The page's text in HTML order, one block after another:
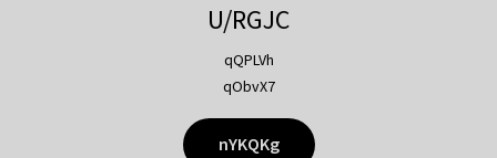
U/RGJC
qQPLVh
qObvX7
nYKQKg